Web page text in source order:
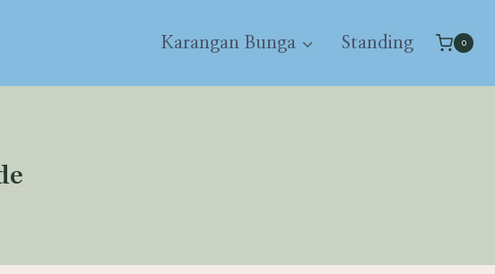
Karangan Bunga Standing 0